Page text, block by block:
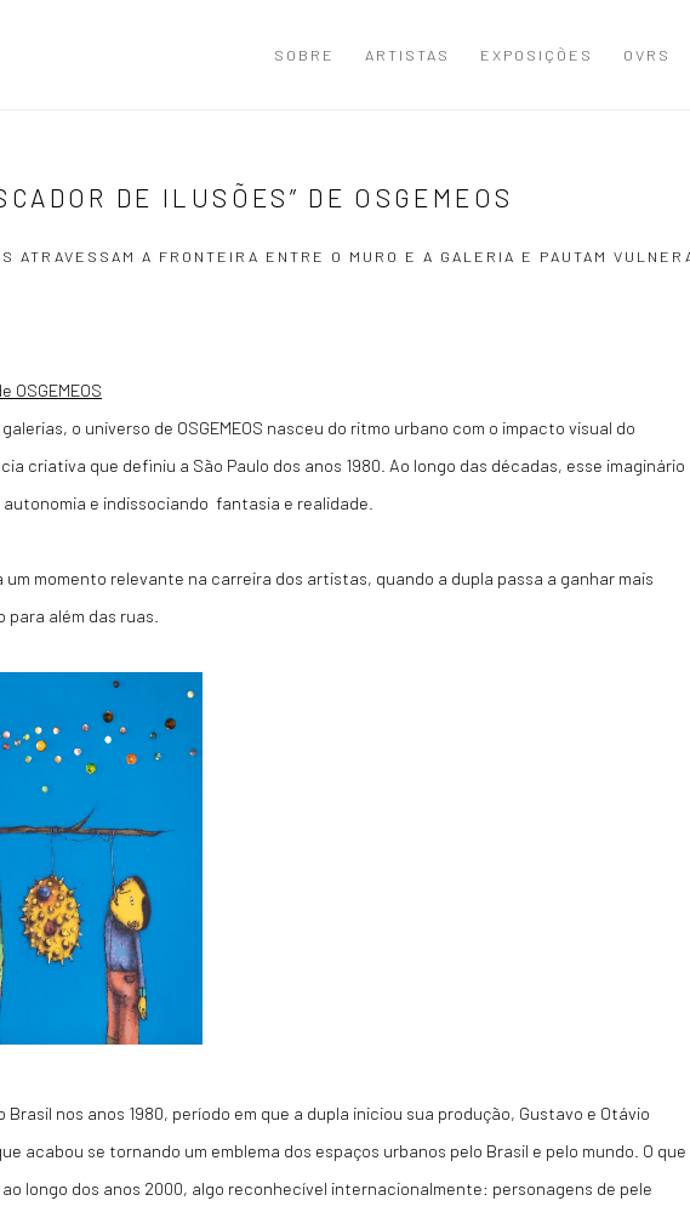
SOBRE ARTISTAS EXPOSIÇÕES OVRS
DE ILUSÕES” DE OSGEMEOS
ATRAVESSAM A FRONTEIRA ENTRE O MURO E A GALERIA E PAUTAM
o universo de OSGEMEOS nasceu do ritmo urbano com o impacto visual do
criativa que definiu a São Paulo dos anos 1980. Ao longo das décadas, esse imaginário
e indissociando fantasia e realidade.
um momento relevante na carreira dos artistas, quando a dupla passa a ganhar mais
além das ruas.
nos anos 1980, período em que a dupla iniciou sua produção, Gustavo e Otávio
acabou se tornando um emblema dos espaços urbanos pelo Brasil e pelo mundo. O que
longo dos anos 2000, algo reconhecível internacionalmente: personagens de pele